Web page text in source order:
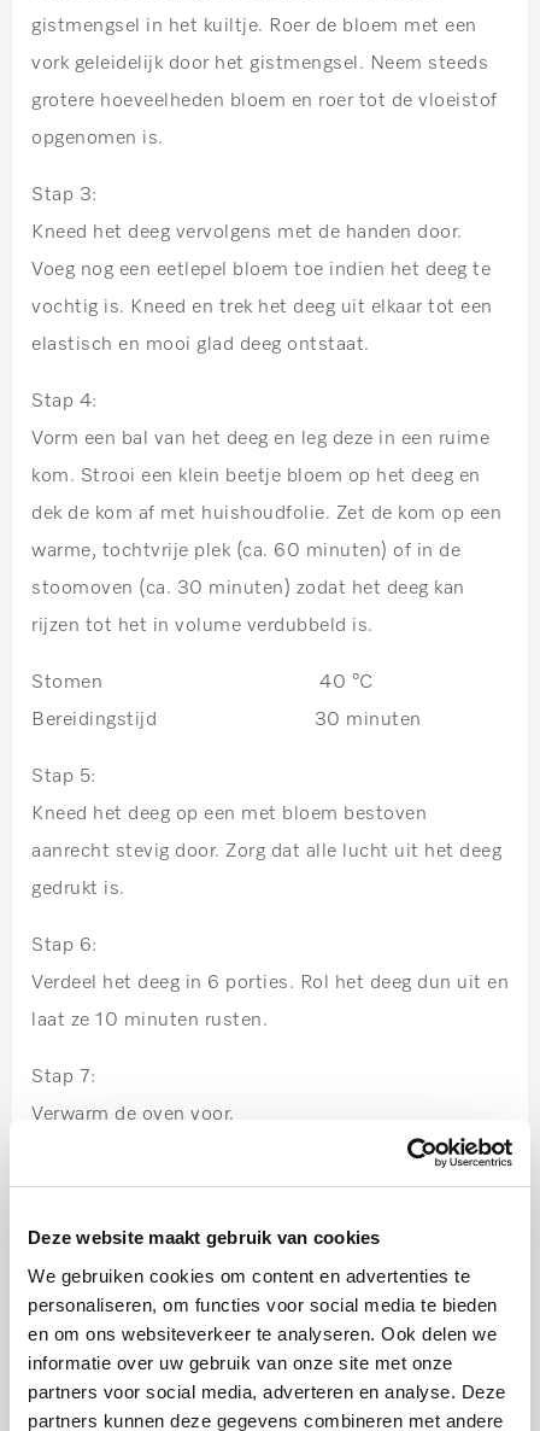
Deze website maakt gebruik van cookies
We gebruiken cookies om content en advertenties te
personaliseren, om functies voor social media te bieden
en om ons websiteverkeer te analyseren. Ook delen we
informatie over uw gebruik van onze site met onze
partners voor social media, adverteren en analyse. Deze
partners kunnen deze gegevens combineren met andere
gistmengsel in het kuiltje. Roer de bloem met een
vork geleidelijk door het gistmengsel. Neem steeds
grotere hoeveelheden bloem en roer tot de vloeistof
opgenomen is.
Stap 3:
Kneed het deeg vervolgens met de handen door.
Voeg nog een eetlepel bloem toe indien het deeg te
vochtig is. Kneed en trek het deeg uit elkaar tot een
elastisch en mooi glad deeg ontstaat.
Stap 4:
Vorm een bal van het deeg en leg deze in een ruime
kom. Strooi een klein beetje bloem op het deeg en
dek de kom af met huishoudfolie. Zet de kom op een
warme, tochtvrije plek (ca. 60 minuten) of in de
stoomoven (ca. 30 minuten) zodat het deeg kan
rijzen tot het in volume verdubbeld is.
Stomen 40 °C
Bereidingstijd 30 minuten
Stap 5:
Kneed het deeg op een met bloem bestoven
aanrecht stevig door. Zorg dat alle lucht uit het deeg
gedrukt is.
Stap 6:
Verdeel het deeg in 6 porties. Rol het deeg dun uit en
laat ze 10 minuten rusten.
Stap 7:
Verwarm de oven voor.
Stap 8:
Meng de spijs met de gewelde rozijnen en schil en
snijd de appels in reepjes.
Stap 9:
Verdeel het spijs rozijnen mengsel over de pizza´s en